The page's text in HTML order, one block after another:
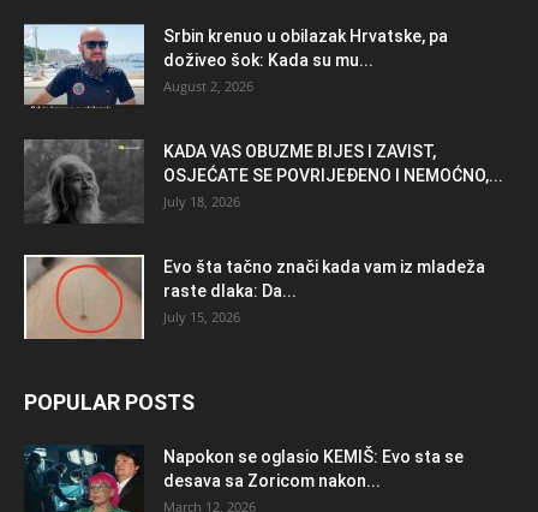
Srbin krenuo u obilazak Hrvatske, pa
doživeo šok: Kada su mu...
August 2, 2026
KADA VAS OBUZME BIJES I ZAVIST,
OSJEĆATE SE POVRIJEĐENO I NEMOĆNO,...
July 18, 2026
Evo šta tačno znači kada vam iz mladeža
raste dlaka: Da...
July 15, 2026
POPULAR POSTS
Napokon se oglasio KEMlŠ: Evo sta se
desava sa Zoricom nakon...
March 12, 2026